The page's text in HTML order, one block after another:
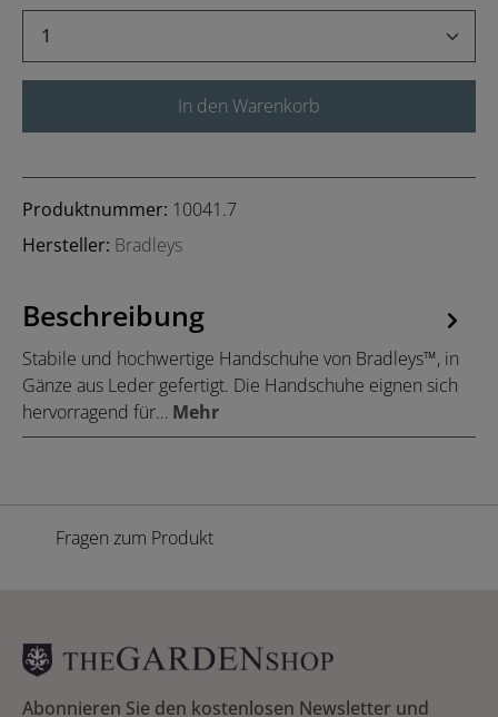
Produkt Anzahl: Gib den gewünschten
In den Warenkorb
Produktnummer: 10041.7
Hersteller: Bradleys
Beschreibung
Stabile und hochwertige Handschuhe von Bradleys™, in
Gänze aus Leder gefertigt. Die Handschuhe eignen sich
hervorragend für… Mehr
Fragen zum Produkt
Abonnieren Sie den kostenlosen Newsletter und